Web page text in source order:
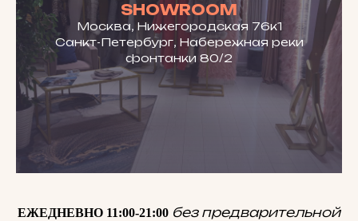
SHOWROOM
Москва, Нижегородская 76к1
Санкт-Петербург, Набережная реки
фонтанки 80/2
ЕЖЕДНЕВНО 11:00-21:00 без предварительной